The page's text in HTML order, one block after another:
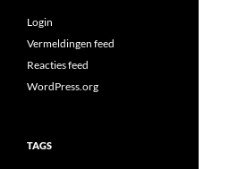
Login
Vermeldingen feed
Reacties feed
WordPress.org
TAGS